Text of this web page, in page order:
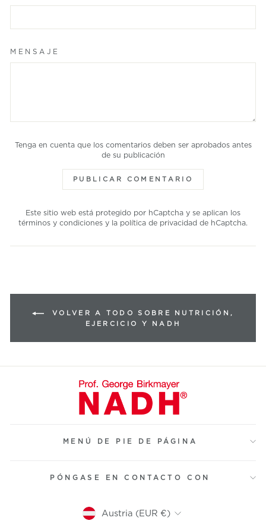
MENSAJE
Tenga en cuenta que los comentarios deben ser aprobados antes
de su publicación
PUBLICAR COMENTARIO
Este sitio web está protegido por hCaptcha y se aplican los
términos y condiciones y la política de privacidad de hCaptcha.
VOLVER A TODO SOBRE NUTRICIÓN,
EJERCICIO Y NADH
MENÚ DE PIE DE PÁGINA
PÓNGASE EN CONTACTO CON
Moneda
Austria (EUR €)